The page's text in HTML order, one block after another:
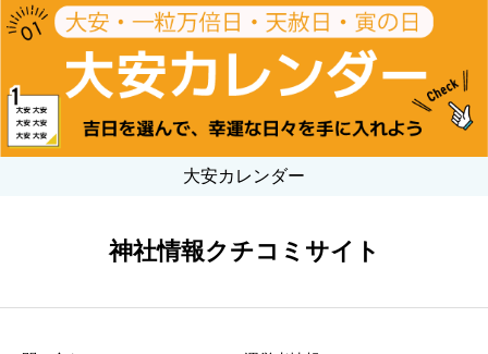
大安カレンダー
神社情報クチコミサイト